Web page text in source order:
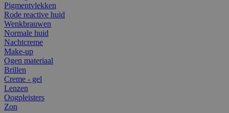
Pigmentvlekken
Rode reactive huid
Wenkbrauwen
Normale huid
Nachtcreme
Make-up
Ogen materiaal
Brillen
Creme - gel
Lenzen
Oogpleisters
Zon